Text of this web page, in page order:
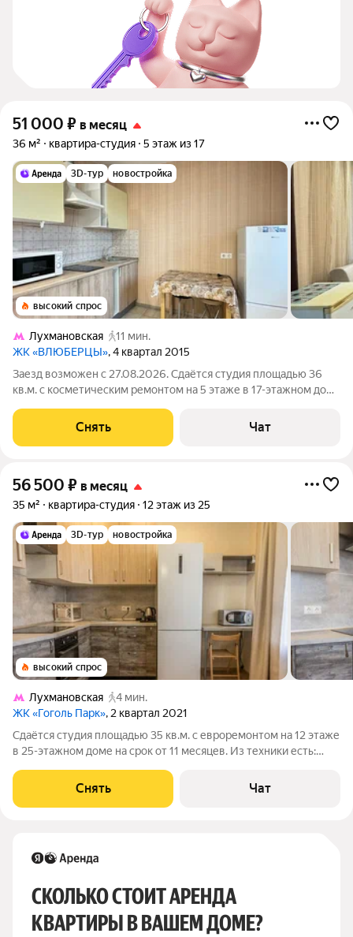
51 000 ₽ в месяц
36 м² квартира-студия 5 этаж из 17
3D-тур новостройка
высокий спрос
Лухмановская
11 мин.
ЖК «ВЛЮБЕРЦЫ», 4 квартал 2015
Заезд возможен с 27.08.2026. Сдаётся студия площадью 36
кв.м. с косметическим ремонтом на 5 этаже в 17-этажном доме
выходят во
Снять Чат
56 500 ₽ в месяц
35 м² квартира-студия 12 этаж из 25
3D-тур новостройка
высокий спрос
Лухмановская
4 мин.
ЖК «Гоголь Парк», 2 квартал 2021
Сдаётся студия площадью 35 кв.м. с евроремонтом на 12 этаже
в 25-этажном доме на срок от 11 месяцев. Из техники есть:
Посудомоечная машина Кондиционер Микроволновка Дом -
монолитный, окна
Снять Чат
СКОЛЬКО СТОИТ АРЕНДА
КВАРТИРЫ В ВАШЕМ ДОМЕ?